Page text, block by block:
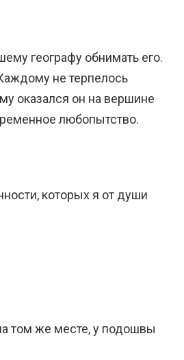
географу обнимать его.
не терпелось
оказался он на вершине
любопытство.
которых я от души
том же месте, у подошвы